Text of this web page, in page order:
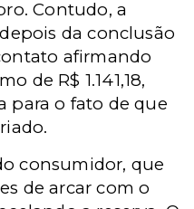
Contudo, a
da conclusão
afirmando
de R$ 1.141,18,
para o fato de que
consumidor, que
de arcar com o